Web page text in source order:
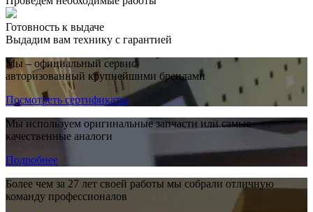
Готовность к выдаче
Выдадим вам технику с гарантией
Мы – официальный сервис,
авторизованный крупнейшими брендами
Посмотреть сертификаты
Мы используем оригинальные запчасти или самые
качественные аналоги
Подробнее
Более чем за 27 лет своей работы мы собрали отличную
команду профессионалов